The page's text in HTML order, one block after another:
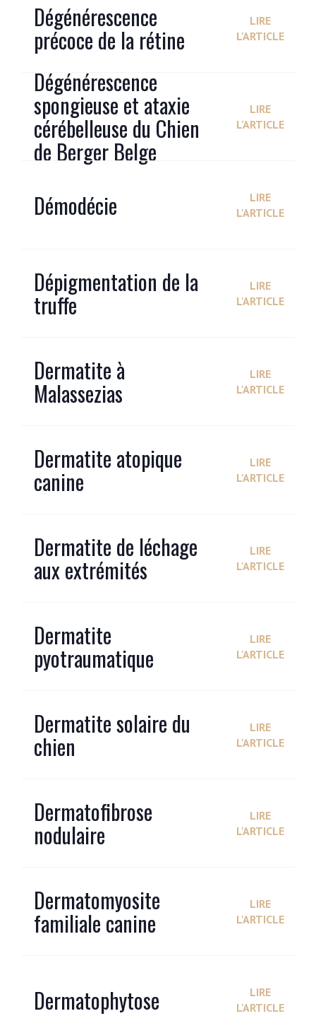
Dégénérescence
précoce de la rétine
LIRE
L'ARTICLE
Dégénérescence
spongieuse et ataxie
cérébelleuse du Chien
de Berger Belge
LIRE
L'ARTICLE
Démodécie
LIRE
L'ARTICLE
Dépigmentation de la
truffe
LIRE
L'ARTICLE
Dermatite à
Malassezias
LIRE
L'ARTICLE
Dermatite atopique
canine
LIRE
L'ARTICLE
Dermatite de léchage
aux extrémités
LIRE
L'ARTICLE
Dermatite
pyotraumatique
LIRE
L'ARTICLE
Dermatite solaire du
chien
LIRE
L'ARTICLE
Dermatofibrose
nodulaire
LIRE
L'ARTICLE
Dermatomyosite
familiale canine
LIRE
L'ARTICLE
Dermatophytose
LIRE
L'ARTICLE